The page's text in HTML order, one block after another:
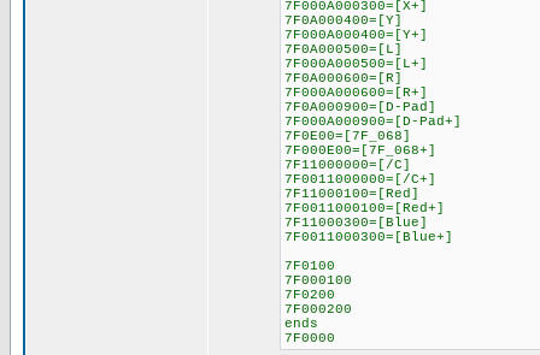
7F000A000300=[X+]
7F0A000400=[Y]
7F000A000400=[Y+]
7F0A000500=[L]
7F000A000500=[L+]
7F0A000600=[R]
7F000A000600=[R+]
7F0A000900=[D-Pad]
7F000A000900=[D-Pad+]
7F0E00=[7F_068]
7F000E00=[7F_068+]
7F11000000=[/C]
7F0011000000=[/C+]
7F11000100=[Red]
7F0011000100=[Red+]
7F11000300=[Blue]
7F0011000300=[Blue+]
7F0100
7F000100
7F0200
7F000200
ends
7F0000